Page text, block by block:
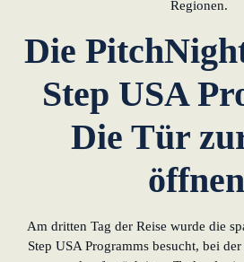
Regionen.
Die
Step USA
Die Tür
öffnen
Am dritten Tag der Reise wurde die
Step USA Programms besucht, bei